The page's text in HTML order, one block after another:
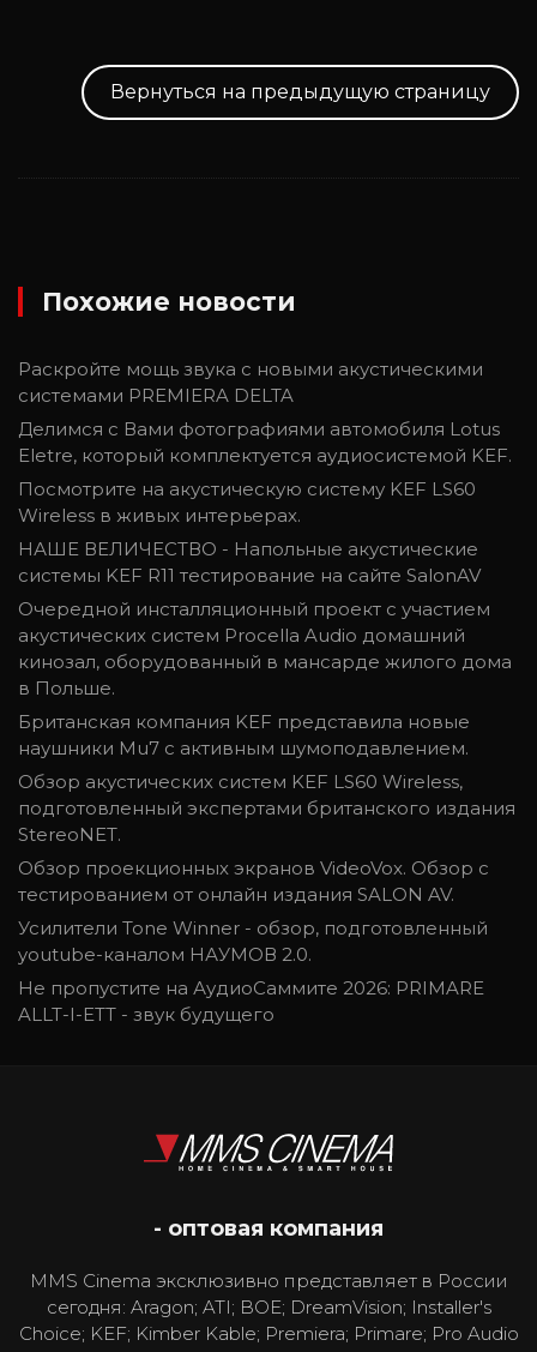
Вернуться на предыдущую страницу
Похожие новости
Раскройте мощь звука с новыми акустическими
системами PREMIERA DELTA
Делимся с Вами фотографиями автомобиля Lotus
Eletre, который комплектуется аудиосистемой KEF.
Посмотрите на акустическую систему KEF LS60
Wireless в живых интерьерах.
НАШЕ ВЕЛИЧЕСТВО - Напольные акустические
системы KEF R11 тестирование на сайте SalonAV
Очередной инсталляционный проект с участием
акустических систем Procella Audio домашний
кинозал, оборудованный в мансарде жилого дома
в Польше.
Британская компания KEF представила новые
наушники Mu7 с активным шумоподавлением.
Обзор акустических систем KEF LS60 Wireless,
подготовленный экспертами британского издания
StereoNET.
Обзор проекционных экранов VideoVox. Обзор с
тестированием от онлайн издания SALON AV.
Усилители Tone Winner - обзор, подготовленный
youtube-каналом НАУМОВ 2.0.
Не пропустите на АудиоСаммите 2026: PRIMARE
ALLT-I-ETT - звук будущего
- оптовая компания
MMS Cinema эксклюзивно представляет в России
сегодня: Aragon; ATI; BOE; DreamVision; Installer's
Choice; KEF; Kimber Kable; Premiera; Primare; Pro Audio